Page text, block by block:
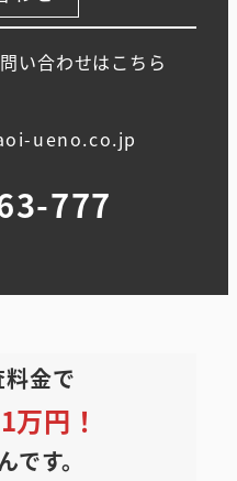
い合わせはこちら
ueno.co.jp
777
金で
万円！
です。